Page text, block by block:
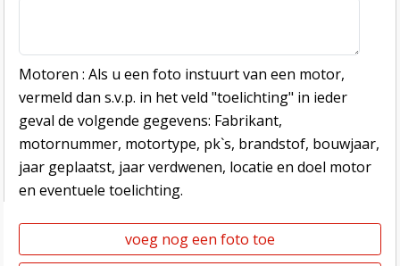
Motoren : Als u een foto instuurt van een motor,
vermeld dan s.v.p. in het veld "toelichting" in ieder
geval de volgende gegevens: Fabrikant,
motornummer, motortype, pk`s, brandstof, bouwjaar,
jaar geplaatst, jaar verdwenen, locatie en doel motor
en eventuele toelichting.